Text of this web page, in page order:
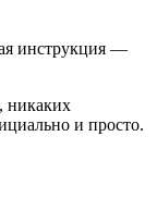
инструкция —
никаких
и просто.